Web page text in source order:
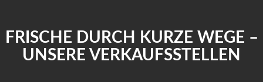
FRISCHE DURCH KURZE WEGE –
UNSERE VERKAUFSSTELLEN